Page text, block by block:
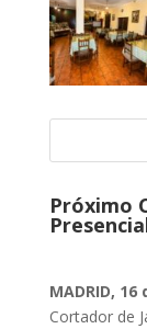
Próximo
MADRID, 16
Cortador de